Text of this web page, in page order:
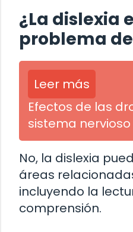
¿La dislexia
problema
Leer más
Efectos de las
sistema nervioso
No, la dislexia
áreas
incluyendo la
comprensión.